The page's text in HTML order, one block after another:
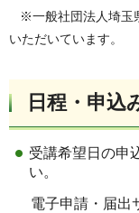
※一般社団法人埼玉
いただいています。
日程・申込
受講希望日の申
い。
電子申請・届出